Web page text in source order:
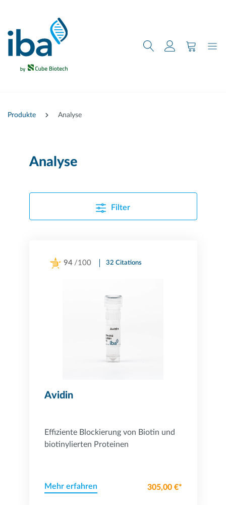
Produkte Analyse
Analyse
Filter
94 /100 32 Citations
Avidin
Effiziente Blockierung von Biotin und
biotinylierten Proteinen
Mehr erfahren 305,00 €*